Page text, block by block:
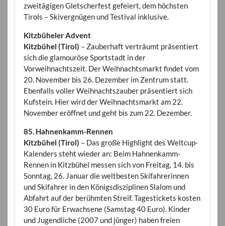
zweitägigen Gletscherfest gefeiert, dem höchsten
Tirols – Skivergnügen und Testival inklusive.
Kitzbüheler Advent
Kitzbühel (Tirol) – Zauberhaft verträumt präsentiert
sich die glamouröse Sportstadt in der
Vorweihnachtszeit. Der Weihnachtsmarkt findet vom
20. November bis 26. Dezember im Zentrum statt.
Ebenfalls voller Weihnachtszauber präsentiert sich
Kufstein. Hier wird der Weihnachtsmarkt am 22.
November eröffnet und geht bis zum 22. Dezember.
85. Hahnenkamm-Rennen
Kitzbühel (Tirol) – Das große Highlight des Weltcup-
Kalenders steht wieder an: Beim Hahnenkamm-
Rennen in Kitzbühel messen sich von Freitag, 14. bis
Sonntag, 26. Januar die weltbesten Skifahrerinnen
und Skifahrer in den Königsdisziplinen Slalom und
Abfahrt auf der berühmten Streif. Tagestickets kosten
30 Euro für Erwachsene (Samstag 40 Euro). Kinder
und Jugendliche (2007 und jünger) haben freien